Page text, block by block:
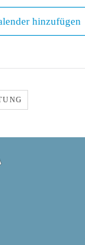
hinzufügen